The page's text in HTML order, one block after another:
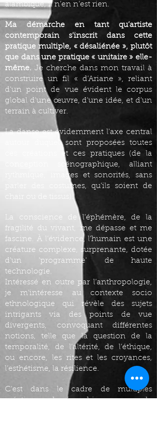
alambiqué, il n’en n’est rien.
Ma démarche en tant qu’artiste
contemporain s’inscrit dans cette
pratique multiple, « désaliénée », plutôt
que dans une pratique « unitaire » elle-
même. Je cherche dans mon travail à
construire un fil « d’Ariane », reliant
d’un point de vue évident le corpus
global d’une œuvre, d’une idée, et d’un
terrain à cultiver.
La danse est évidemment l'axe central
autour duquel sont proposées toutes
ces créations et ces pratiques (de la
conception scénographique, alliant
rythmique, images et sonorités, sans
parler des costumes, qu’ils soient de
chair ou de tissus).
La conscience de l’éphémère, de la
fragilité du vivant, me dépasse et me
fascine. À l’évidence, l’humain est une
créature complexe, surprenante, dotée
d'un 'programme' de haute
technologie.
Intéressé en outre par l’anthropologie,
je m’intéresse au contexte socio
ethnologique qui révèle des sujets
intrigants via des points de vue
divergents, convoquant différentes
notions, telle que la question de la
temporalité, de l’altérité, de l’éthique,
ou encore, les rites et les croyances,
l’esthétisme, la résilience.
C’est dans le cadre de multiples
créations chorégraphiques avec la